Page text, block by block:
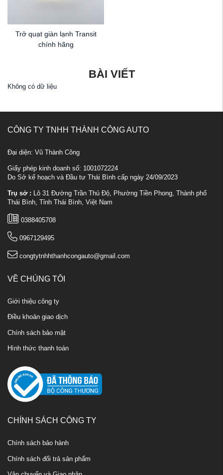
Trở quạt giàn lạnh Transit
chính hãng
BÀI VIẾT
Không có dữ liệu
CÔNG TY TNHH THÀNH CÔNG AUTO
Đại diện: Vũ Thành Công
Giấy phép kinh doanh số: 1001072224
Do Sở kế hoạch và Đầu tư Thái Bình cấp ngày 24/09/2023
Trụ sở : Lô 31 Đường Trần Thủ Độ, Phường Tiền Phong, Thành phố
Thái Bình, Tỉnh Thái Bình, Việt Nam
0388405708
0967129495
congtytnhhthanhcongauto@gmail.com
VỀ CHÚNG TÔI
Giới thiệu công ty
Điều khoản giao dịch
Chính sách bảo mật
Hình thức thanh toán
CHÍNH SÁCH CÔNG TY
Chính sách bảo hành
Chính sách đổi trả sản phẩm